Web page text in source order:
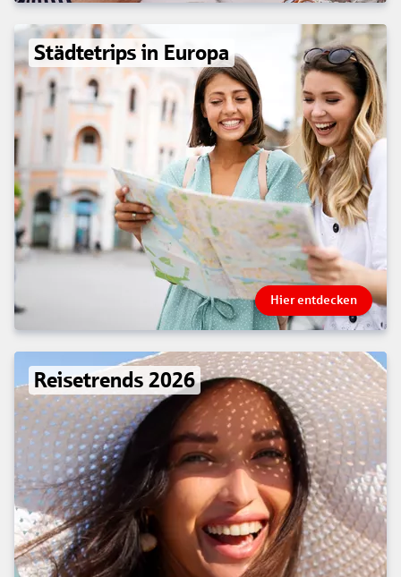
Städtetrips in Europa
Hier entdecken
Reisetrends 2026